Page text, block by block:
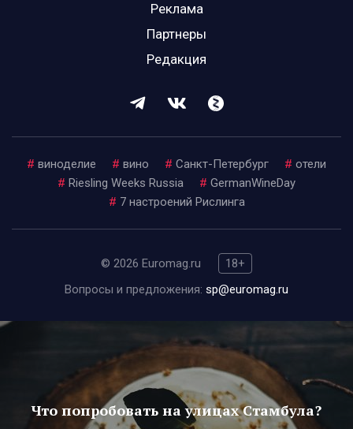
Реклама
Партнеры
Редакция
# виноделие # вино # Санкт-Петербург # отели
# Riesling Weeks Russia # GermanWineDay
# 7 настроений Рислинга
© 2026 Euromag.ru
18+
Вопросы и предложения: sp@euromag.ru
Что попробовать на улицах Стамбула?